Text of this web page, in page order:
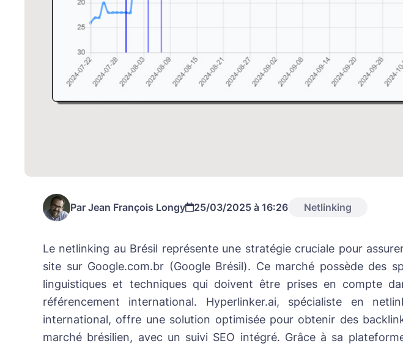
Par Jean François Longy 25/03/2025 à 16:26 Netlinking
Le netlinking au Brésil représente une stratégie cruciale pour
site sur Google.com.br (Google Brésil). Ce marché possède des
linguistiques et techniques qui doivent être prises en compte
référencement international. Hyperlinker.ai, spécialiste en
international, offre une solution optimisée pour obtenir des
marché brésilien, avec un suivi SEO intégré. Grâce à sa